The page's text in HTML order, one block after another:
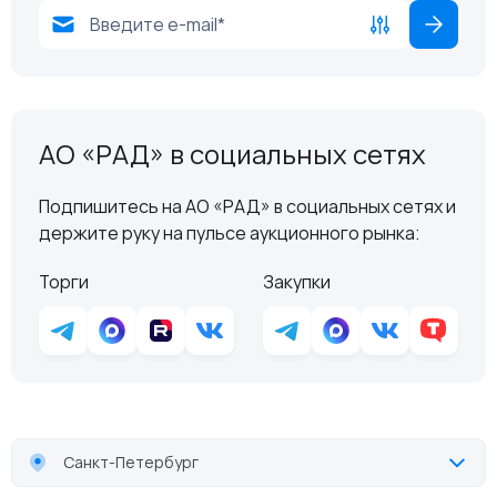
АО «РАД» в социальных сетях
Подпишитесь на АО «РАД» в социальных сетях и
держите руку на пульсе аукционного рынка:
Торги
Закупки
Санкт-Петербург